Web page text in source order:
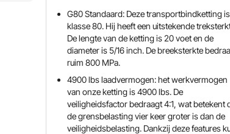
G80 Standaard: Deze transportbindketting is
klasse 80. Hij heeft een uitstekende
De lengte van de ketting is 20 voet en de
diameter is 5/16 inch. De breeksterkte
ruim 800 MPa.
4900 lbs laadvermogen: het werkvermogen
van onze ketting is 4900 lbs. De
veiligheidsfactor bedraagt ​​4:1, wat betekent
de grensbelasting vier keer groter is dan de
veiligheidsbelasting. Dankzij deze features